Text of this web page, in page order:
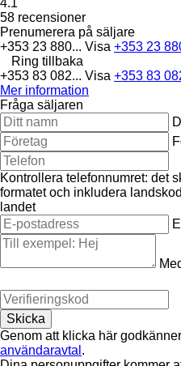
58 recensioner
Prenumerera på säljare
+353 23 880... Visa +353 23
Ring tillbaka
+353 83 082... Visa +353 83
Mer information
Fråga säljaren
Kontrollera telefonnumret: det
formatet och inkludera
landet
Genom att klicka här
användaravtal .